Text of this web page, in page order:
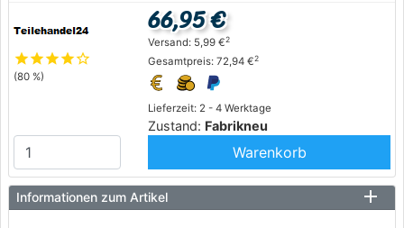
starstarstarstarstar_outline
(80 %)
Lieferzeit: 2 - 4 Werktage
Zustand: Fabrikneu
66,95 €
Versand: 5,99 €2
Gesamtpreis: 72,94 €2
Warenkorb
Informationen zum Artikel